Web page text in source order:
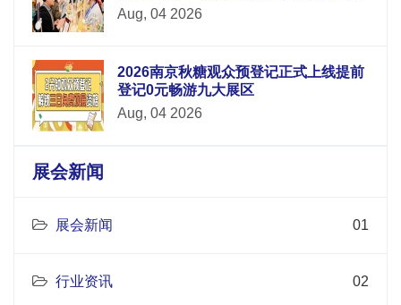
吧连锁便利店电商平台采购商面对面洽
Aug, 04 2026
2026南京秋糖观众预登记正式上线提前
登记0元畅游九大展区
Aug, 04 2026
展会新闻
展会新闻 01
行业资讯 02